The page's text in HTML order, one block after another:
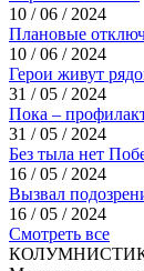
10 / 06 / 2024
Плановые
10 / 06 / 2024
Герои живут
31 / 05 / 2024
Пока –
31 / 05 / 2024
Без тыла нет
16 / 05 / 2024
Вызвал
16 / 05 / 2024
Смотреть все